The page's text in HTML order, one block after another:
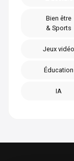
Bien être
& Sports
Jeux vidéo
Éducation
IA